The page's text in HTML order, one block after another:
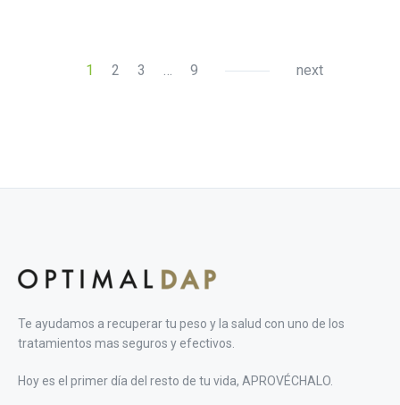
1 2 3 … 9 next
Te ayudamos a recuperar tu peso y la salud con uno de los
tratamientos mas seguros y efectivos.
Hoy es el primer día del resto de tu vida, APROVÉCHALO.